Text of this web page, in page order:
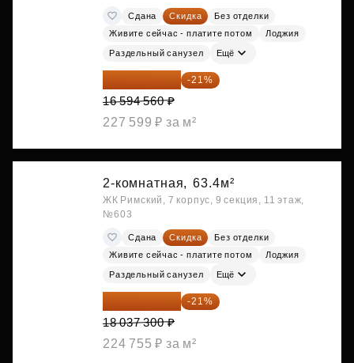
Сдана Скидка
Без отделки
Живите сейчас - платите потом
Лоджия
Раздельный санузел Ещё
13 109 702 ₽ -21%
16 594 560 ₽
227 599 ₽ за м²
2-комнатная, 63.4м²
ЖК Римский, 7 корпус, 9 секция, 11 этаж,
№603
Сдана Скидка
Без отделки
Живите сейчас - платите потом
Лоджия
Раздельный санузел Ещё
14 249 467 ₽ -21%
18 037 300 ₽
224 755 ₽ за м²